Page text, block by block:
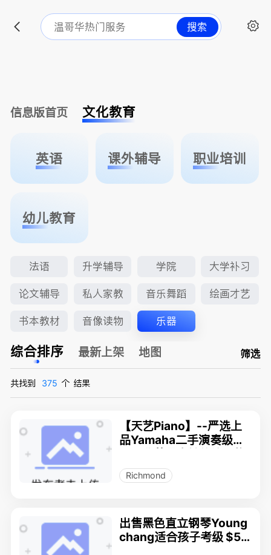
搜索
信息版首页 文化教育
英语 课外辅导 职业培训
幼儿教育
法语 升学辅导 学院 大学补习
论文辅导 私人家教 音乐舞蹈 绘画才艺
书本教材 音像读物 乐器
综合排序 最新上架 地图 筛选
共找到 375 个 结果
【天艺Piano】--严选上
品Yamaha二手演奏级钢
销中!
Richmond
出售黑色直立钢琴Young
chang适合孩子考级 $58